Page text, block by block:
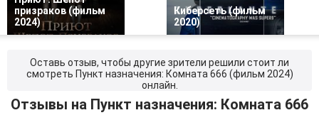
призраков (фильм
2024)
Киберсеть (фильм
2020)
Оставь отзыв, чтобы другие зрители решили стоит ли
смотреть Пункт назначения: Комната 666 (фильм 2024)
онлайн.
Отзывы на Пункт назначения: Комната 666